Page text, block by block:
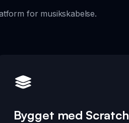
for musikskabelse.
Bygget med Scratch